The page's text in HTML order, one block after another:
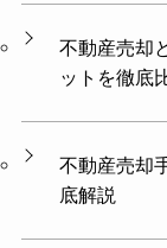
不動産売却
ットを徹底
不動産売却
底解説